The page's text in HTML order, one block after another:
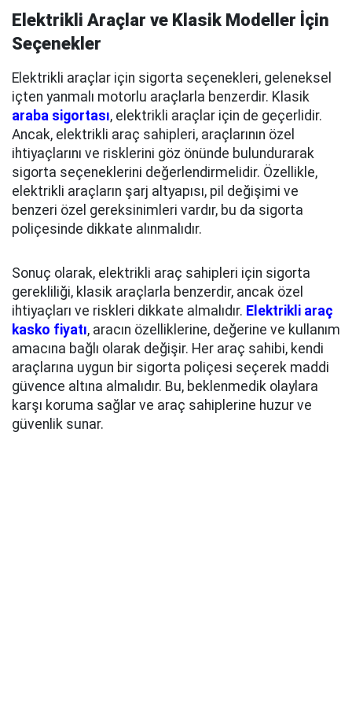
Elektrikli Araçlar ve Klasik Modeller İçin
Seçenekler
Elektrikli araçlar için sigorta seçenekleri, geleneksel
içten yanmalı motorlu araçlarla benzerdir. Klasik
araba sigortası, elektrikli araçlar için de geçerlidir.
Ancak, elektrikli araç sahipleri, araçlarının özel
ihtiyaçlarını ve risklerini göz önünde bulundurarak
sigorta seçeneklerini değerlendirmelidir. Özellikle,
elektrikli araçların şarj altyapısı, pil değişimi ve
benzeri özel gereksinimleri vardır, bu da sigorta
poliçesinde dikkate alınmalıdır.
Sonuç olarak, elektrikli araç sahipleri için sigorta
gerekliliği, klasik araçlarla benzerdir, ancak özel
ihtiyaçları ve riskleri dikkate almalıdır. Elektrikli araç
kasko fiyatı, aracın özelliklerine, değerine ve kullanım
amacına bağlı olarak değişir. Her araç sahibi, kendi
araçlarına uygun bir sigorta poliçesi seçerek maddi
güvence altına almalıdır. Bu, beklenmedik olaylara
karşı koruma sağlar ve araç sahiplerine huzur ve
güvenlik sunar.